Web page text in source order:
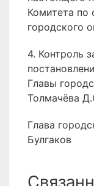
Комитета по
городского
4. Контроль
Главы
Толмачёва
Глава
Булгаков